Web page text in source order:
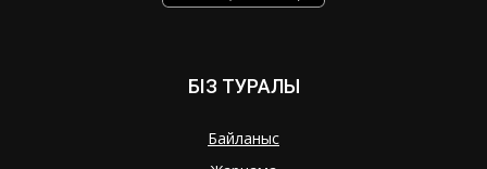
БІЗ ТУРАЛЫ
Байланыс